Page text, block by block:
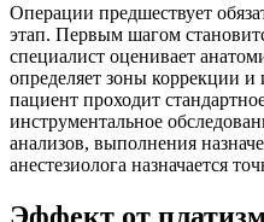
Операции предшествует
этап. Первым шагом
специалист оценивает
определяет зоны коррекции
пациент проходит
инструментальное
анализов, выполнения
анестезиолога назначается
Эффект от